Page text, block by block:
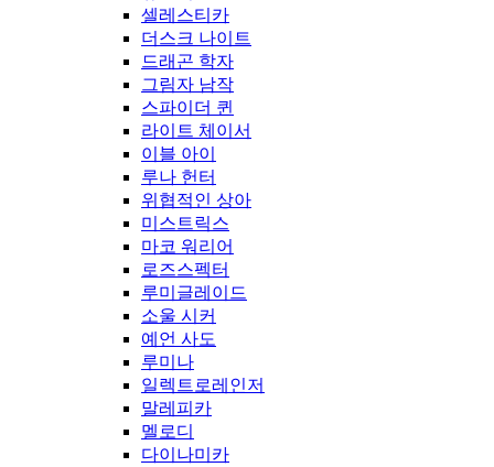
셀레스티카
더스크 나이트
드래곤 학자
그림자 남작
스파이더 퀸
라이트 체이서
이블 아이
루나 헌터
위협적인 상아
미스트릭스
마코 워리어
로즈스펙터
루미글레이드
소울 시커
예언 사도
루미나
일렉트로레인저
말레피카
멜로디
다이나미카